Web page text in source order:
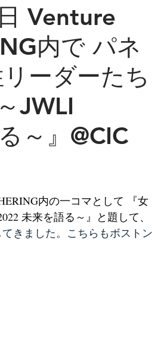
Venture
内で パネ
ーダーたち
JWLI
～』@CIC
内の一コマとして 『女
未来を語る～』と題して、
きました。こちらもボストン